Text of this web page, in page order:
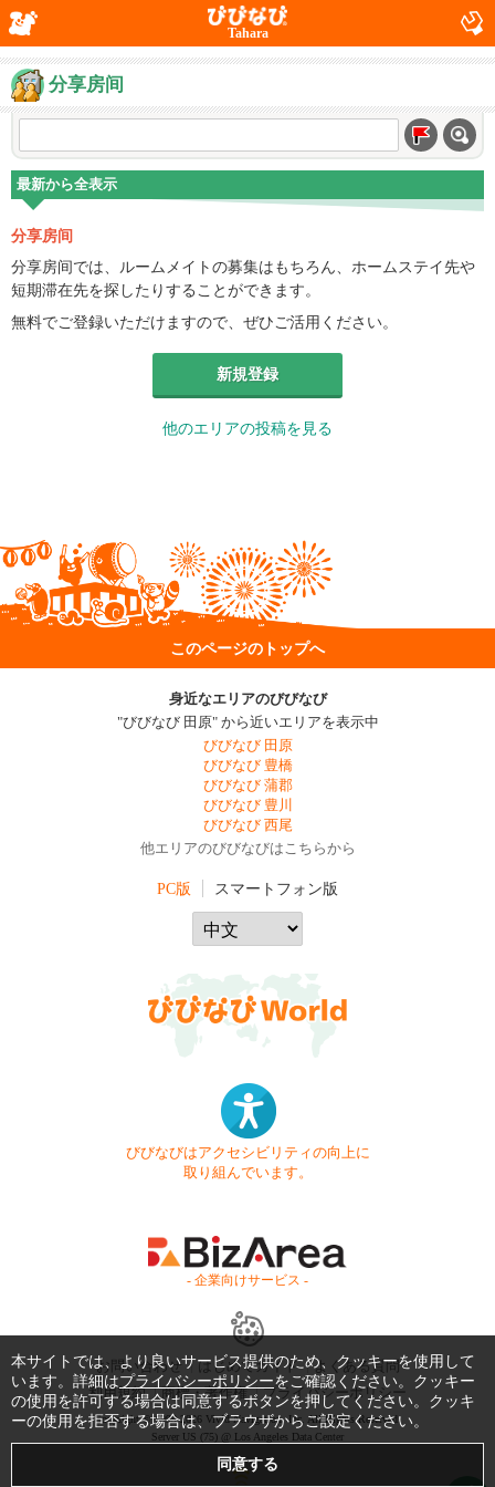
Tahara
分享房间
最新から全表示
分享房间
分享房间では、ルームメイトの募集はもちろん、ホームステイ先や
短期滞在先を探したりすることができます。
無料でご登録いただけますので、ぜひご活用ください。
新規登録
他のエリアの投稿を見る
このページのトップへ
身近なエリアのびびなび
"びびなび 田原" から近いエリアを表示中
びびなび 田原
びびなび 豊橋
びびなび 蒲郡
びびなび 豊川
びびなび 西尾
他エリアのびびなびはこちらから
PC版 スマートフォン版
びびなびはアクセシビリティの向上に
取り組んでいます。
- 企業向けサービス -
お問い合わせ はじめてガイド
よくある質問
利用規約
商標・著作権 プライバシーポリシー
Copyright © 1999-2026 Vivid Navigation, Inc. All Rights Reserved.
Server US (75) @ Los Angeles Data Center
本サイトでは、より良いサービス提供のため、クッキーを使用して
います。詳細はプライバシーポリシーをご確認ください。クッキー
の使用を許可する場合は同意するボタンを押してください。クッキ
ーの使用を拒否する場合は、ブラウザからご設定ください。